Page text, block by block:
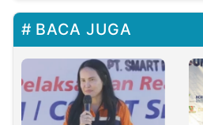
BACA JUGA